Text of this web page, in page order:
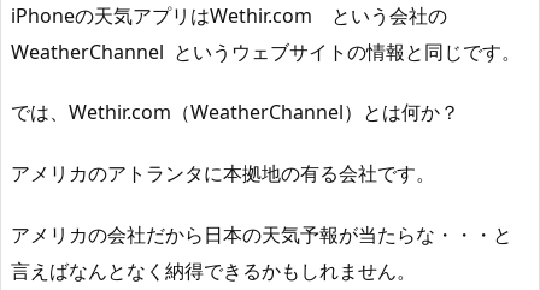
iPhoneの天気アプリはWethir.com という会社の
WeatherChannel というウェブサイトの情報と同じです。
では、Wethir.com（WeatherChannel）とは何か？
アメリカのアトランタに本拠地の有る会社です。
アメリカの会社だから日本の天気予報が当たらな・・・と
言えばなんとなく納得できるかもしれません。